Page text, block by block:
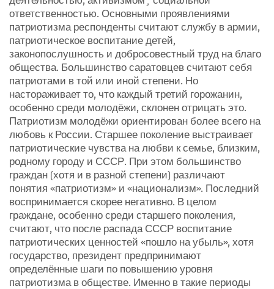
ответственностью. Основными проявлениями
патриотизма респонденты считают службу в армии,
патриотическое воспитание детей,
законопослушность и добросовестный труд на благо
общества. Большинство саратовцев считают себя
патриотами в той или иной степени. Но
настораживает то, что каждый третий горожанин,
особенно среди молодёжи, склонен отрицать это.
Патриотизм молодёжи ориентирован более всего на
любовь к России. Старшее поколение выстраивает
патриотические чувства на любви к семье, близким,
родному городу и СССР. При этом большинство
граждан (хотя и в разной степени) различают
понятия «патриотизм» и «национализм». Последний
воспринимается скорее негативно. В целом
граждане, особенно среди старшего поколения,
считают, что после распада СССР воспитание
патриотических ценностей «пошло на убыль», хотя
государство, президент предпринимают
определённые шаги по повышению уровня
патриотизма в обществе. Именно в такие периоды